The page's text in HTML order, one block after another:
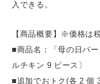
入できる。
【商品概要】※価格は税
■商品名：「母の日バ
ルチキン 9 ピース〕
■追加でおトク(各 2 個